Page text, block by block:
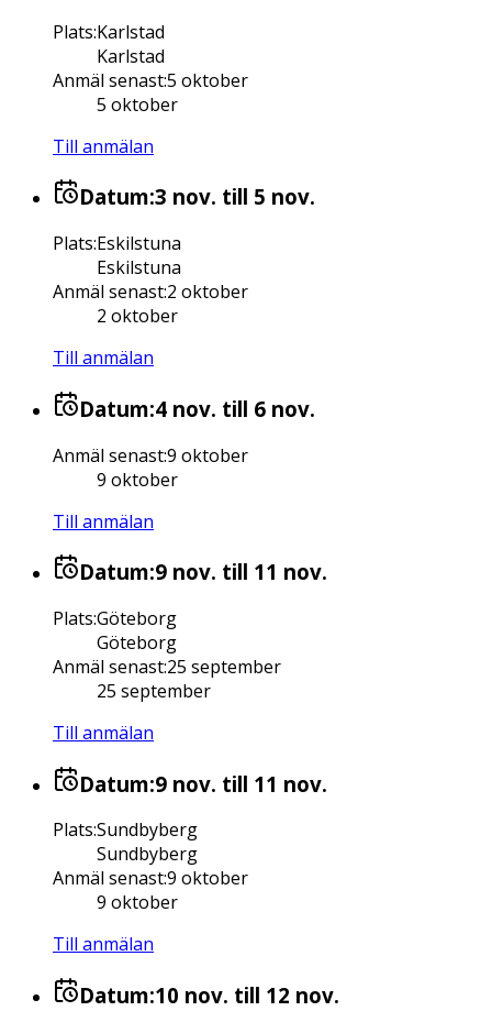
Plats:Karlstad
Karlstad
Anmäl senast:5 oktober
5 oktober
Till anmälan
Datum:3 nov. till 5 nov.
Plats:Eskilstuna
Eskilstuna
Anmäl senast:2 oktober
2 oktober
Till anmälan
Datum:4 nov. till 6 nov.
Anmäl senast:9 oktober
9 oktober
Till anmälan
Datum:9 nov. till 11 nov.
Plats:Göteborg
Göteborg
Anmäl senast:25 september
25 september
Till anmälan
Datum:9 nov. till 11 nov.
Plats:Sundbyberg
Sundbyberg
Anmäl senast:9 oktober
9 oktober
Till anmälan
Datum:10 nov. till 12 nov.